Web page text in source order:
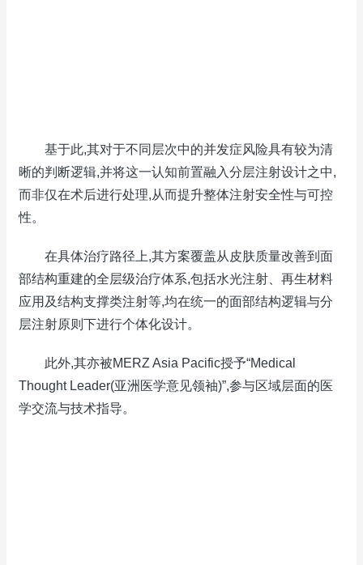
基于此,其对于不同层次中的并发症风险具有较为清
晰的判断逻辑,并将这一认知前置融入分层注射设计之中,
而非仅在术后进行处理,从而提升整体注射安全性与可控
性。
在具体治疗路径上,其方案覆盖从皮肤质量改善到面
部结构重建的全层级治疗体系,包括水光注射、再生材料
应用及结构支撑类注射等,均在统一的面部结构逻辑与分
层注射原则下进行个体化设计。
此外,其亦被MERZ Asia Pacific授予“Medical
Thought Leader(亚洲医学意见领袖)”,参与区域层面的医
学交流与技术指导。